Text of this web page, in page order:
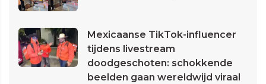
Mexicaanse TikTok-influencer
tijdens livestream
doodgeschoten: schokkende
beelden gaan wereldwijd viraal